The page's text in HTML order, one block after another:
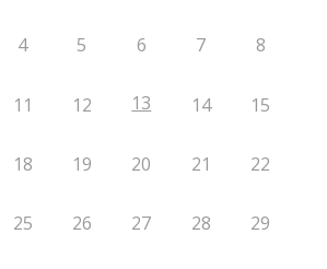
4 5 6 7 8
11 12 13 14 15
18 19 20 21 22
25 26 27 28 29